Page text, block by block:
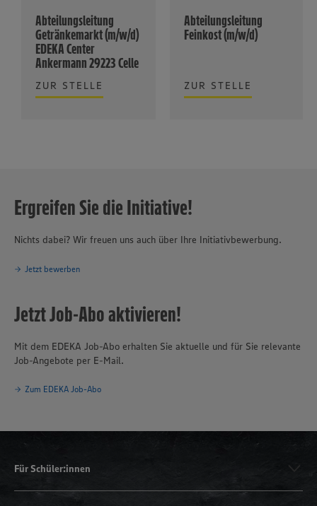
Abteilungsleitung
Getränkemarkt (m/w/d)
EDEKA Center
Ankermann 29223 Celle
ZUR STELLE
Abteilungsleitung
Feinkost (m/w/d)
ZUR STELLE
Ergreifen Sie die Initiative!
Nichts dabei? Wir freuen uns auch über Ihre Initiativbewerbung.
Jetzt bewerben
Jetzt Job-Abo aktivieren!
Mit dem EDEKA Job-Abo erhalten Sie aktuelle und für Sie relevante
Job-Angebote per E-Mail.
Zum EDEKA Job-Abo
Für Schüler:innen